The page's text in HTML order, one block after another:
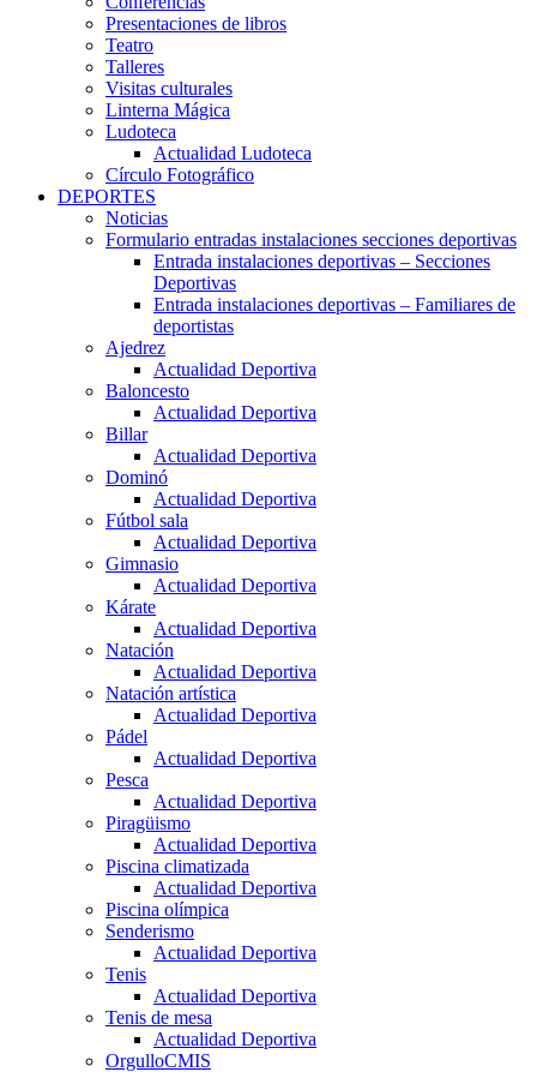
Presentaciones de libros
Teatro
Talleres
Visitas culturales
Linterna Mágica
Ludoteca
Actualidad Ludoteca
Círculo Fotográfico
DEPORTES
Noticias
Formulario entradas instalaciones secciones deportivas
Entrada instalaciones deportivas – Secciones
Deportivas
Entrada instalaciones deportivas – Familiares de
deportistas
Ajedrez
Actualidad Deportiva
Baloncesto
Actualidad Deportiva
Billar
Actualidad Deportiva
Dominó
Actualidad Deportiva
Fútbol sala
Actualidad Deportiva
Gimnasio
Actualidad Deportiva
Kárate
Actualidad Deportiva
Natación
Actualidad Deportiva
Natación artística
Actualidad Deportiva
Pádel
Actualidad Deportiva
Pesca
Actualidad Deportiva
Piragüismo
Actualidad Deportiva
Piscina climatizada
Actualidad Deportiva
Piscina olímpica
Senderismo
Actualidad Deportiva
Tenis
Actualidad Deportiva
Tenis de mesa
Actualidad Deportiva
OrgulloCMIS